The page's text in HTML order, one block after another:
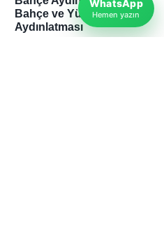
Bahçe ve Yürüyüş Yolu
Aydınlatması
WhatsApp
Hemen yazın